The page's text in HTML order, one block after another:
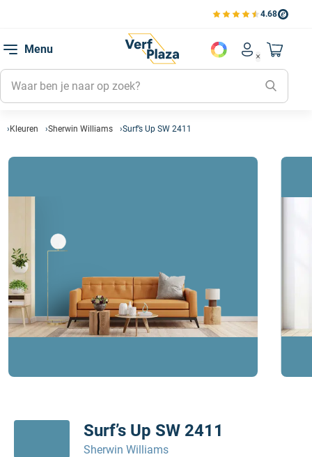
4.68
Bekijk de verfplaza
Menu
Account
Mijn
Mijn
Mijn
Naar
Kleuren Sherwin Williams Surf’s Up SW 2411
Surf’s Up SW 2411
Sherwin Williams